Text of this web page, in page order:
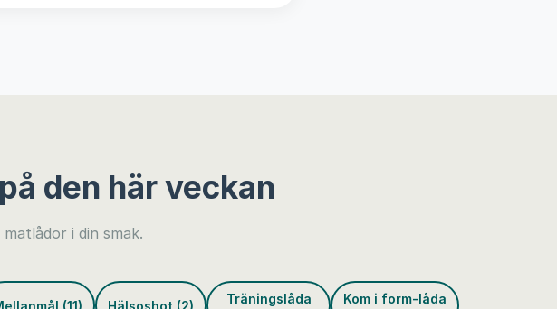
den här veckan
i din smak.
(11) Hälsoshot (2) Träningslåda Kom i form-låda